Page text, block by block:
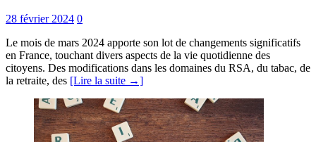
28 février 2024 0
Le mois de mars 2024 apporte son lot de changements significatifs
en France, touchant divers aspects de la vie quotidienne des
citoyens. Des modifications dans les domaines du RSA, du tabac, de
la retraite, des [Lire la suite →]